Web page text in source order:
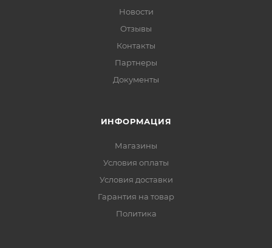
Новости
Отзывы
Контакты
Партнеры
Документы
ИНФОРМАЦИЯ
Магазины
Условия оплаты
Условия доставки
Гарантия на товар
Политика